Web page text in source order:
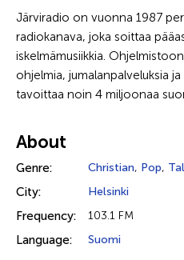
Järviradio on vuonna 1987
radiokanava, joka soittaa
iskelmämusiikkia.
ohjelmia, jumalanpalveluksia ja
tavoittaa noin 4 miljoonaa
About
Genre: Christian, Pop,
City: Helsinki
Frequency: 103.1 FM
Language: Suomi